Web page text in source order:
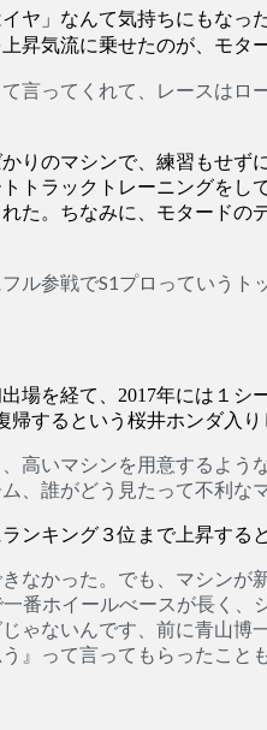
」なんて気持ちにもな
昇気流に乗せたのが、モタ
言ってくれて、レースは
のマシンで、練習もせ
トラックトレーニングを
た。ちなみに、モタード
ル参戦でS1プロっていう
場を経て、2017年には１
するという桜井ホンダ入り
高いマシンを用意するよ
、誰がどう見たって不利な
キング３位まで上昇する
なかった。でも、マシン
番ホイールべースが長く
ゃないんです、前に青山
』って言ってもらったこと